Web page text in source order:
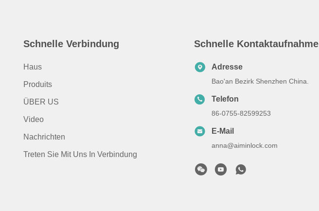
Schnelle Verbindung
Haus
Produits
ÜBER US
Video
Nachrichten
Treten Sie Mit Uns In Verbindung
Schnelle Kontaktaufnahme
Adresse
Bao'an Bezirk Shenzhen China.
Telefon
86-0755-82599253
E-Mail
anna@aiminlock.com